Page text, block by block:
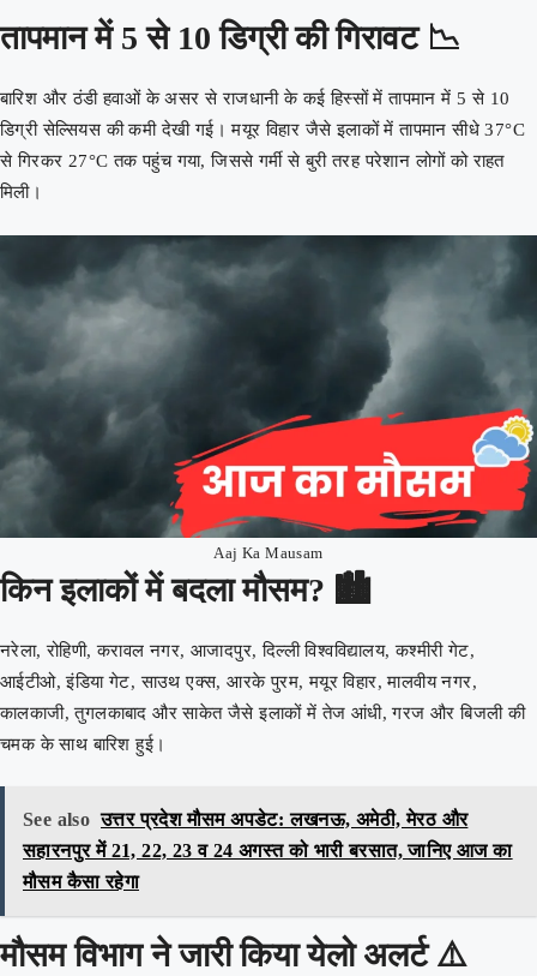
तापमान में 5 से 10 डिग्री की गिरावट 📉
बारिश और ठंडी हवाओं के असर से राजधानी के कई हिस्सों में तापमान में 5 से 10
डिग्री सेल्सियस की कमी देखी गई। मयूर विहार जैसे इलाकों में तापमान सीधे 37°C
से गिरकर 27°C तक पहुंच गया, जिससे गर्मी से बुरी तरह परेशान लोगों को राहत
मिली।
Aaj Ka Mausam
किन इलाकों में बदला मौसम? 🏙️
नरेला, रोहिणी, करावल नगर, आजादपुर, दिल्ली विश्वविद्यालय, कश्मीरी गेट,
आईटीओ, इंडिया गेट, साउथ एक्स, आरके पुरम, मयूर विहार, मालवीय नगर,
कालकाजी, तुगलकाबाद और साकेत जैसे इलाकों में तेज आंधी, गरज और बिजली की
चमक के साथ बारिश हुई।
See also उत्तर प्रदेश मौसम अपडेट: लखनऊ, अमेठी, मेरठ और
सहारनपुर में 21, 22, 23 व 24 अगस्त को भारी बरसात, जानिए आज का
मौसम कैसा रहेगा
मौसम विभाग ने जारी किया येलो अलर्ट ⚠️